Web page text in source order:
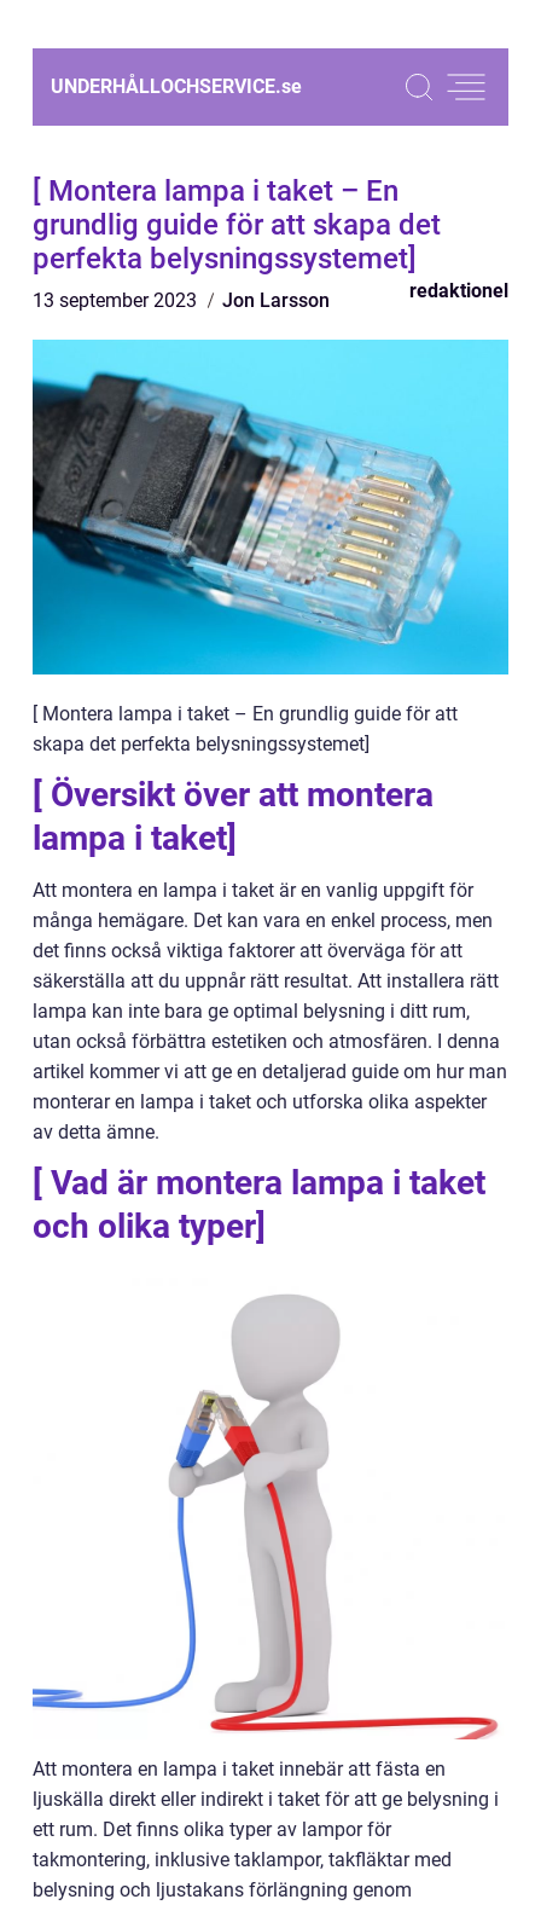
UNDERHÅLLOCHSERVICE.se
[ Montera lampa i taket – En
grundlig guide för att skapa det
perfekta belysningssystemet]
13 september 2023 Jon Larsson redaktionel
[ Montera lampa i taket – En grundlig guide för att
skapa det perfekta belysningssystemet]
[ Översikt över att montera
lampa i taket]
Att montera en lampa i taket är en vanlig uppgift för
många hemägare. Det kan vara en enkel process, men
det finns också viktiga faktorer att överväga för att
säkerställa att du uppnår rätt resultat. Att installera rätt
lampa kan inte bara ge optimal belysning i ditt rum,
utan också förbättra estetiken och atmosfären. I denna
artikel kommer vi att ge en detaljerad guide om hur man
monterar en lampa i taket och utforska olika aspekter
av detta ämne.
[ Vad är montera lampa i taket
och olika typer]
Att montera en lampa i taket innebär att fästa en
ljuskälla direkt eller indirekt i taket för att ge belysning i
ett rum. Det finns olika typer av lampor för
takmontering, inklusive taklampor, takfläktar med
belysning och ljustakans förlängning genom